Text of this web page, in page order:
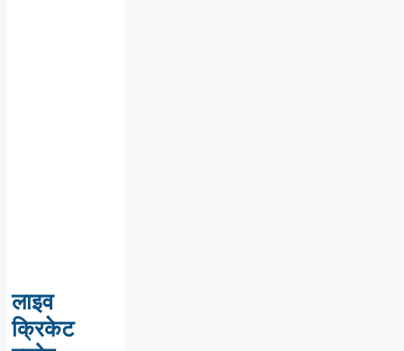
लाइव
क्रिकेट